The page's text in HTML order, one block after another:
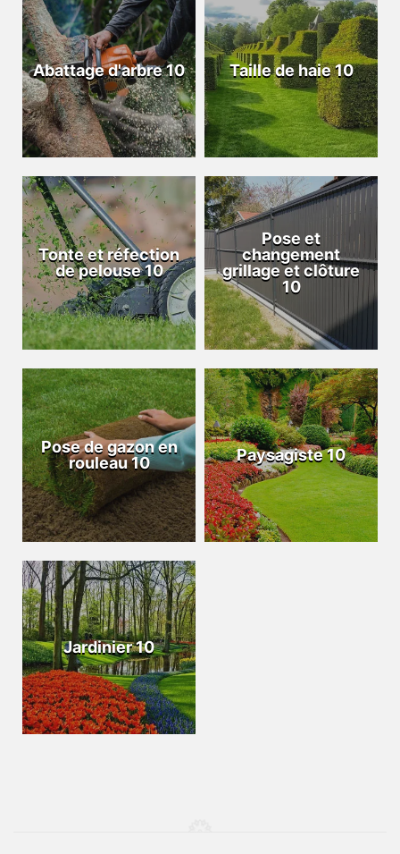
Abattage d'arbre 10 Taille de haie 10
Tonte et réfection
de pelouse 10
Pose et
changement
grillage et clôture
10
Pose de gazon en
rouleau 10
Paysagiste 10
Jardinier 10